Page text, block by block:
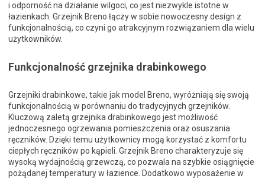
i odporność na działanie wilgoci, co jest niezwykle istotne w
łazienkach. Grzejnik Breno łączy w sobie nowoczesny design z
funkcjonalnością, co czyni go atrakcyjnym rozwiązaniem dla wielu
użytkowników.
Funkcjonalność grzejnika drabinkowego
Grzejniki drabinkowe, takie jak model Breno, wyróżniają się swoją
funkcjonalnością w porównaniu do tradycyjnych grzejników.
Kluczową zaletą grzejnika drabinkowego jest możliwość
jednoczesnego ogrzewania pomieszczenia oraz osuszania
ręczników. Dzięki temu użytkownicy mogą korzystać z komfortu
ciepłych ręczników po kąpieli. Grzejnik Breno charakteryzuje się
wysoką wydajnością grzewczą, co pozwala na szybkie osiągnięcie
pożądanej temperatury w łazience. Dodatkowo wyposażenie w